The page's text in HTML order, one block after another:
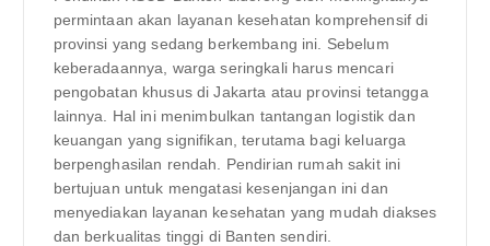
permintaan akan layanan kesehatan komprehensif di
provinsi yang sedang berkembang ini. Sebelum
keberadaannya, warga seringkali harus mencari
pengobatan khusus di Jakarta atau provinsi tetangga
lainnya. Hal ini menimbulkan tantangan logistik dan
keuangan yang signifikan, terutama bagi keluarga
berpenghasilan rendah. Pendirian rumah sakit ini
bertujuan untuk mengatasi kesenjangan ini dan
menyediakan layanan kesehatan yang mudah diakses
dan berkualitas tinggi di Banten sendiri.